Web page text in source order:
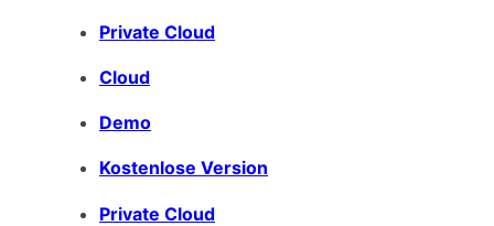
Private Cloud
Cloud
Demo
Kostenlose Version
Private Cloud